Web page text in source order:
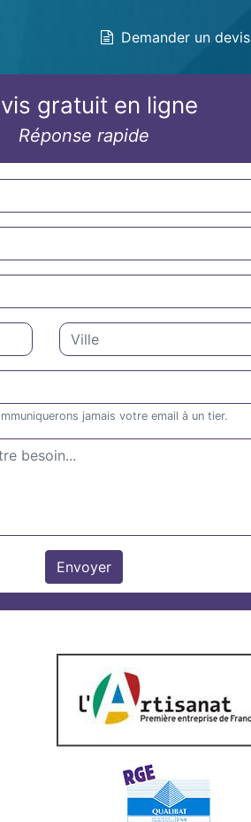
Demander un devis
gratuit en ligne
Réponse rapide
jamais votre email à un tier.